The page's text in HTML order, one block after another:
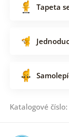
Tapeta
Katalogové